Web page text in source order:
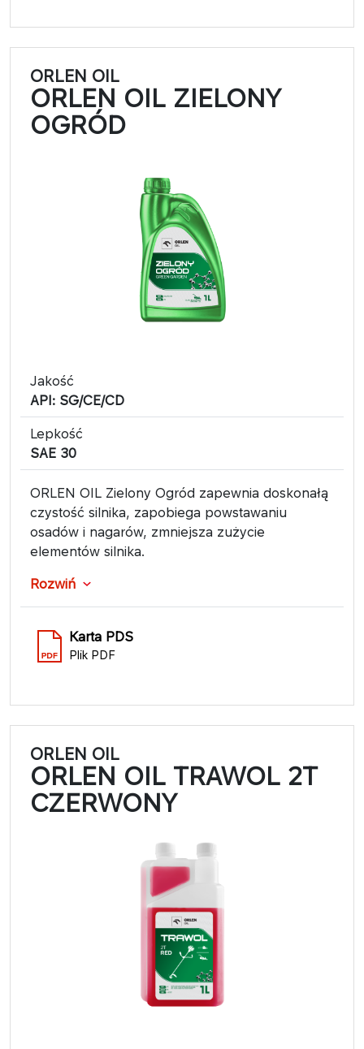
ORLEN OIL
ORLEN OIL ZIELONY
OGRÓD
Jakość
API: SG/CE/CD
Lepkość
SAE 30
ORLEN OIL Zielony Ogród zapewnia doskonałą
czystość silnika, zapobiega powstawaniu
osadów i nagarów, zmniejsza zużycie
elementów silnika.
Rozwiń
Karta PDS
Plik PDF
ORLEN OIL
ORLEN OIL TRAWOL 2T
CZERWONY